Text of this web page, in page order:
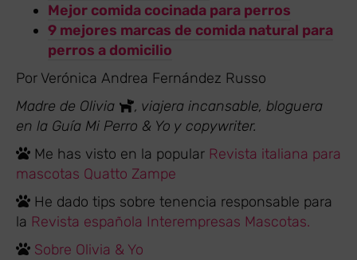
Mejor comida cocinada para perros
9 mejores marcas de comida natural para
perros a domicilio
Por Verónica Andrea Fernández Russo
Madre de Olivia
, viajera incansable, bloguera
en la Guía Mi Perro & Yo y copywriter.
Me has visto en la popular Revista italiana para
mascotas Quatto Zampe
He dado tips sobre tenencia responsable para
la Revista española Interempresas Mascotas.
Sobre Olivia & Yo